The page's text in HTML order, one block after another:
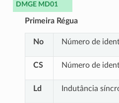
DMGE MD01
Primeira Régua
No Número de
CS Número de
Ld Indutância